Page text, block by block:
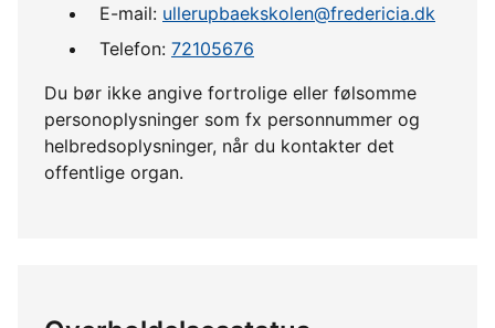
E-mail: ullerupbaekskolen@fredericia.dk
Telefon: 72105676
Du bør ikke angive fortrolige eller følsomme
personoplysninger som fx personnummer og
helbredsoplysninger, når du kontakter det
offentlige organ.